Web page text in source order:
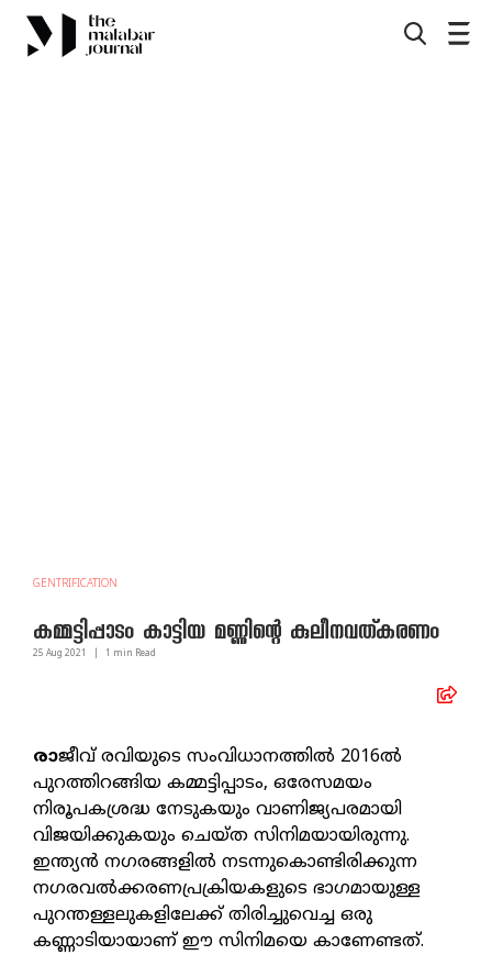
GENTRIFICATION
കമ്മട്ടിപ്പാടം കാട്ടിയ മണ്ണിന്റെ കുലീനവത്കരണം
25 Aug 2021 1 min Read
രാജീവ് രവിയുടെ സംവിധാനത്തിൽ 2016ൽ
പുറത്തിറങ്ങിയ കമ്മട്ടിപ്പാടം, ഒരേസമയം
നിരൂപകശ്രദ്ധ നേടുകയും വാണിജ്യപരമായി
വിജയിക്കുകയും ചെയ്ത സിനിമയായിരുന്നു.
ഇന്ത്യൻ നഗരങ്ങളിൽ നടന്നുകൊണ്ടിരിക്കുന്ന
നഗരവൽക്കരണപ്രക്രിയകളുടെ ഭാഗമായുള്ള
പുറന്തള്ളലുകളിലേക്ക് തിരിച്ചുവെച്ച ഒരു
കണ്ണാടിയായാണ് ഈ സിനിമയെ കാണേണ്ടത്.